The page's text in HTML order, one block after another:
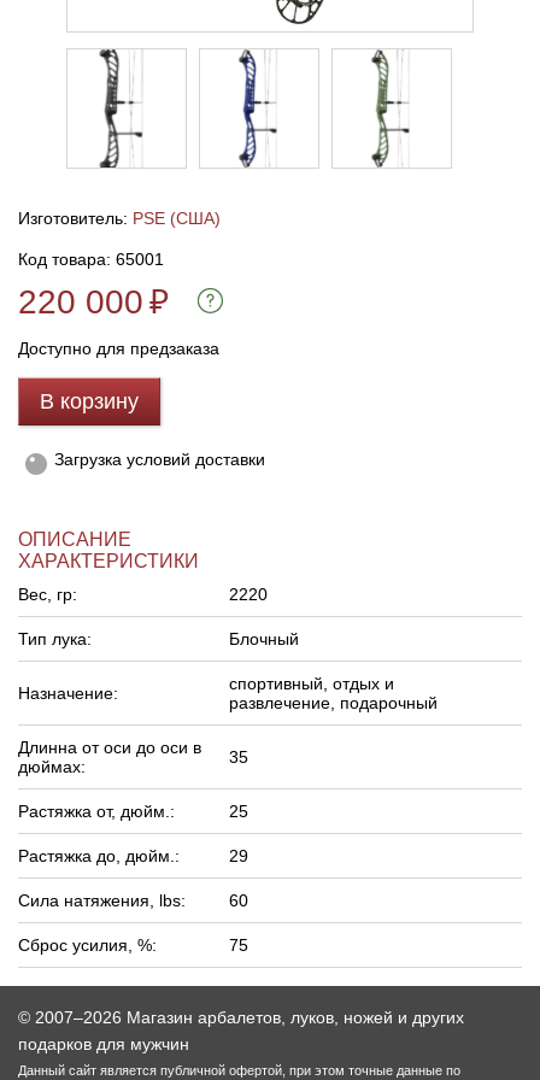
Изготовитель: PSE (США)
Код товара: 65001
220 000₽
Доступно для предзаказа
В корзину
Загрузка условий доставки
ОПИСАНИЕ
ХАРАКТЕРИСТИКИ
Вес, гр: 2220
Тип лука: Блочный
Назначение:
спортивный, отдых и
развлечение, подарочный
Длинна от оси до оси в
дюймах:
35
Растяжка от, дюйм.: 25
Растяжка до, дюйм.: 29
Сила натяжения, lbs: 60
Сброс усилия, %: 75
© 2007–2026 Магазин арбалетов, луков, ножей и других
подарков для мужчин
Данный сайт является публичной офертой, при этом точные данные по
Линейки для настройки лука
Полочки для лука
Киссеры для лука
Охотничьи ножи
Ножи складные